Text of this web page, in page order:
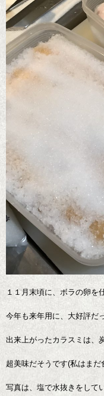
１１月末頃に、ボラの卵を
今年も来年用に、大好評だ
出来上がったカラスミは、
超美味だそうです(私はま
写真は、塩で水抜きをして